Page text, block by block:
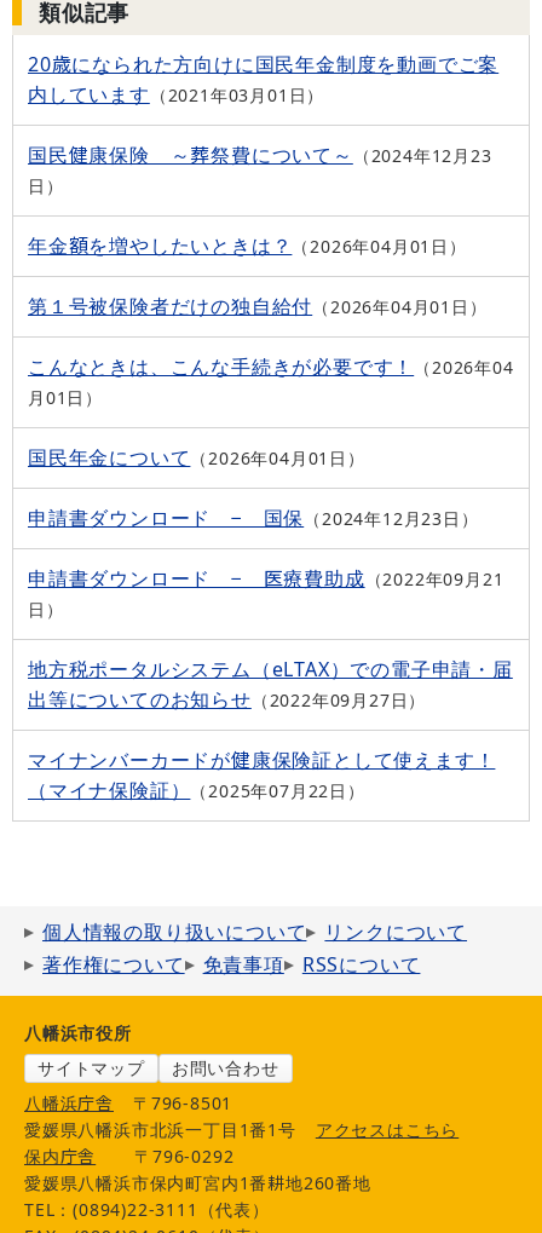
類似記事
20歳になられた方向けに国民年金制度を動画でご案
内しています
2021年03月01日
国民健康保険 ～葬祭費について～
2024年12月23
日
年金額を増やしたいときは？ 2026年04月01日
第１号被保険者だけの独自給付 2026年04月01日
こんなときは、こんな手続きが必要です！
2026年04
月01日
国民年金について 2026年04月01日
申請書ダウンロード − 国保 2024年12月23日
申請書ダウンロード − 医療費助成
2022年09月21
日
地方税ポータルシステム（eLTAX）での電子申請・届
出等についてのお知らせ
2022年09月27日
マイナンバーカードが健康保険証として使えます！
（マイナ保険証）
2025年07月22日
個人情報の取り扱いについて
リンクについて
著作権について
免責事項 RSSについて
八幡浜市役所
サイトマップ
お問い合わせ
八幡浜庁舎
〒796-8501
愛媛県八幡浜市北浜一丁目1番1号
アクセスはこちら
保内庁舎
〒796-0292
愛媛県八幡浜市保内町宮内1番耕地260番地
TEL：(0894)22-3111（代表）